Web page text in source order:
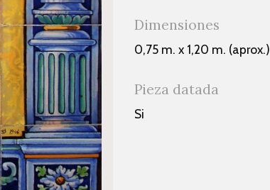
Dimensiones
0,75 m. x 1,20 m. (aprox.)
Pieza datada
Si